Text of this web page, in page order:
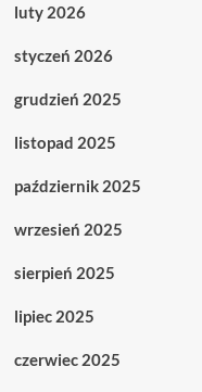
luty 2026
styczeń 2026
grudzień 2025
listopad 2025
październik 2025
wrzesień 2025
sierpień 2025
lipiec 2025
czerwiec 2025